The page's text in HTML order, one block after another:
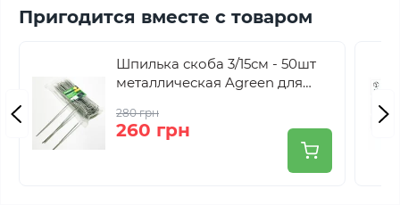
Защищает от заморозков до -5°С;
Защищает растения от перегрева;
Не требует каркасов для теплиц и парников (
полотна позволяет класть его прямо на
растения
Ускоряет созревание и улучшает урожайность
Пригодится вместе с товаром
Шпилька скоба 3/15см - 50шт
металлическая Agreen для
280 грн
260 грн